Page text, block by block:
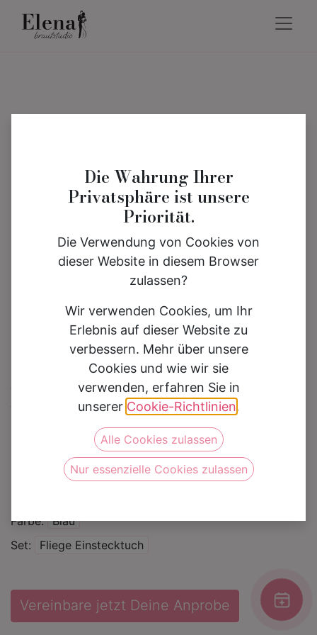
Fliege-Einstecktuch
Auf die Wunschliste
Zubehör
Farbe
Blau
Set
Fliege Einstecktuch
Vereinbare jetzt Deine Anprobe
Die Wahrung Ihrer
Privatsphäre ist unsere
Priorität.
Die Verwendung von Cookies von
dieser Website in diesem Browser
zulassen?
Wir verwenden Cookies, um Ihr
Erlebnis auf dieser Website zu
verbessern. Mehr über unsere
Cookies und wie wir sie
verwenden, erfahren Sie in
unserer Cookie-Richtlinien.
Alle Cookies zulassen
Nur essenzielle Cookies zulassen